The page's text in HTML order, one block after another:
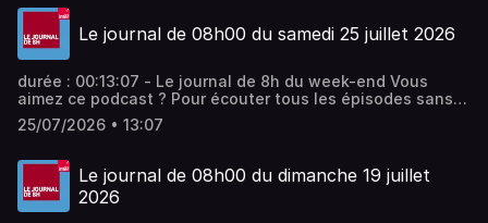
Le journal de 08h00 du samedi 25 juillet 2026
durée : 00:13:07 - Le journal de 8h du week-end Vous
aimez ce podcast ? Pour écouter tous les épisodes sans
limite, rendez-vous sur Radio France
25/07/2026 • 13:07
Le journal de 08h00 du dimanche 19 juillet
2026